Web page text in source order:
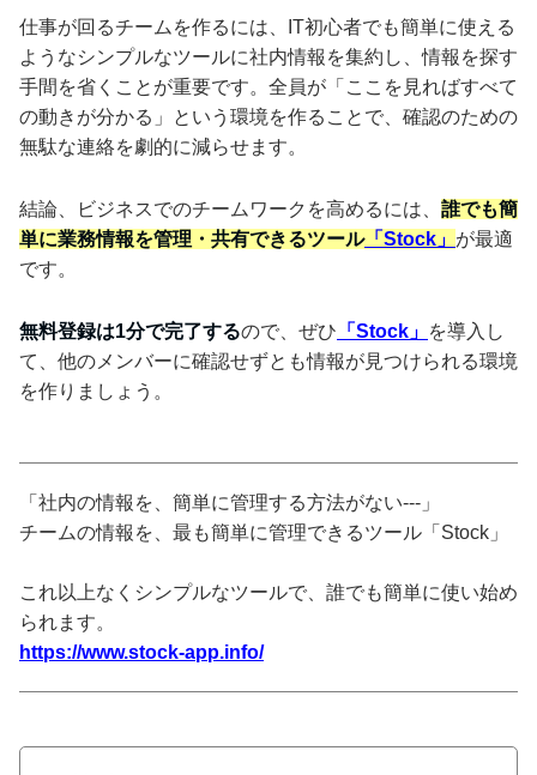
仕事が回るチームを作るには、IT初心者でも簡単に使える
ようなシンプルなツールに社内情報を集約し、情報を探す
手間を省くことが重要です。全員が「ここを見ればすべて
の動きが分かる」という環境を作ることで、確認のための
無駄な連絡を劇的に減らせます。
結論、ビジネスでのチームワークを高めるには、 誰でも簡
単に業務情報を管理・共有できるツール「Stock」 が最適
です。
無料登録は1分で完了するので、ぜひ 「Stock」 を導入し
て、他のメンバーに確認せずとも情報が見つけられる環境
を作りましょう。
「社内の情報を、簡単に管理する方法がない---」
チームの情報を、最も簡単に管理できるツール「Stock」
これ以上なくシンプルなツールで、誰でも簡単に使い始め
られます。
https://www.stock-app.info/